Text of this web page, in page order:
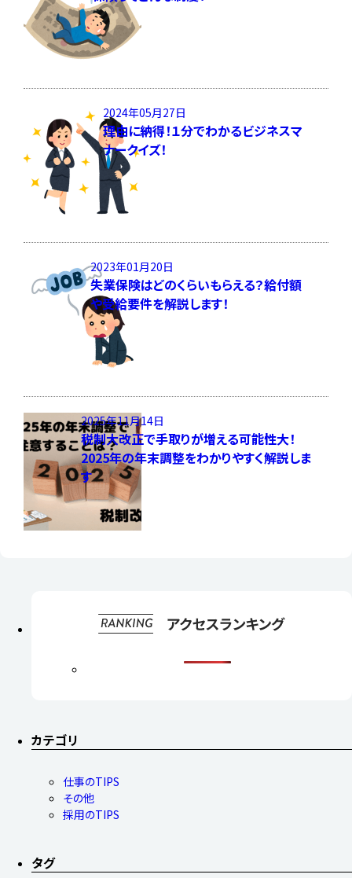
2024年05月27日
理由に納得！１分でわかるビジネスマ
ナークイズ！
2023年01月20日
失業保険はどのくらいもらえる？給付額
や受給要件を解説します！
2025年11月14日
税制大改正で手取りが増える可能性大！
2025年の年末調整をわかりやすく解説しま
す
カテゴリ
仕事のTIPS
その他
採用のTIPS
タグ